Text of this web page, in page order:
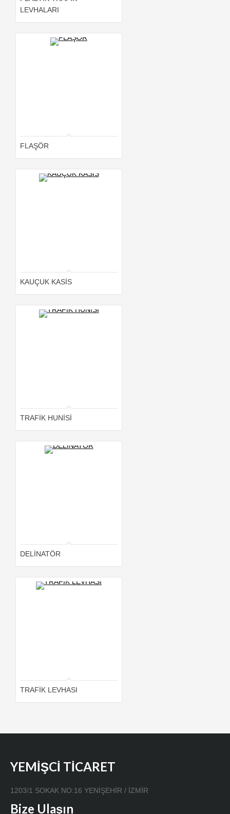
LEVHALARI
FLAŞÖR
KAUÇUK KASİS
TRAFİK HUNİSİ
DELİNATÖR
TRAFİK LEVHASI
YEMİŞCİ TİCARET
1203/1 SOKAK NO:16 YENİŞEHİR / İZMİR
Bize Ulaşın